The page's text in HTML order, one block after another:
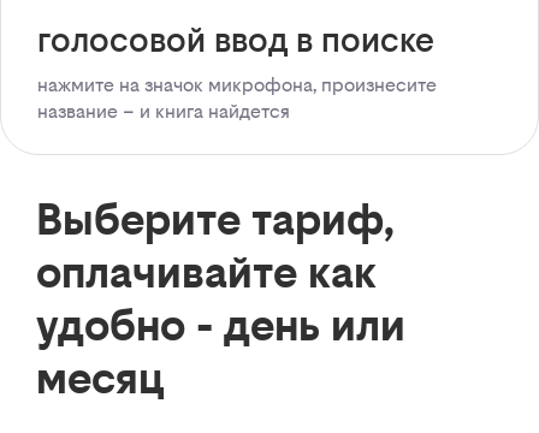
голосовой ввод в поиске
нажмите на значок микрофона, произнесите
название – и книга найдется
Выберите тариф,
оплачивайте как
удобно - день или
месяц